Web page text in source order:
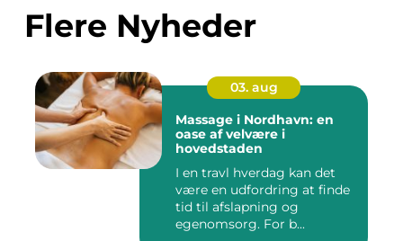
Flere Nyheder
03. aug
Massage i Nordhavn: en
oase af velvære i
hovedstaden
I en travl hverdag kan det
være en udfordring at finde
tid til afslapning og
egenomsorg. For b...